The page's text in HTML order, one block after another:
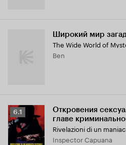
Широкий мир
The Wide World of
Ben
Рейтинг
Кинопоиска
6.1
6.1
Откровения
главе
Inspector Capuana